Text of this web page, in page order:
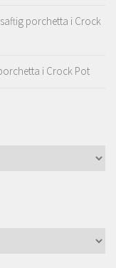
porchetta i Crock
i Crock Pot